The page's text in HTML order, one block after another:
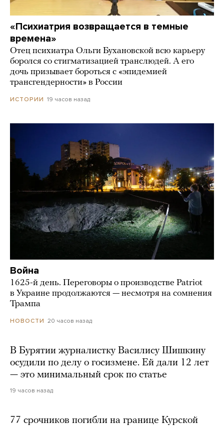
«Психиатрия возвращается в темные
времена»
Отец психиатра Ольги Бухановской всю карьеру
боролся со стигматизацией транслюдей. А его
дочь призывает бороться с «эпидемией
трансгендерности» в России
ИСТОРИИ 19 часов назад
Война
1625-й день. Переговоры о производстве Patriot
в Украине продолжаются — несмотря на сомнения
Трампа
НОВОСТИ 20 часов назад
В Бурятии журналистку Василису Шишкину
осудили по делу о госизмене. Ей дали 12 лет
— это минимальный срок по статье
19 часов назад
77 срочников погибли на границе Курской